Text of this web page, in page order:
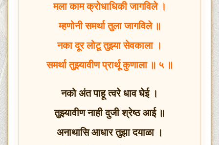
मला काम क्रोधाधिकी जागविले ।
म्हणोनी समर्था तुला जागविले ॥
नका दूर लोटू तुझ्या सेवकाला ।
समर्था तुझ्यावीण प्रार्थू कुणाला ॥ ५ ॥
नको अंत पाहू त्वरे धाव घेई ।
तुझ्यावीण नाही दुजी श्रेष्ठ आई ॥
अनाथासि आधार तुझा दयाळा ।